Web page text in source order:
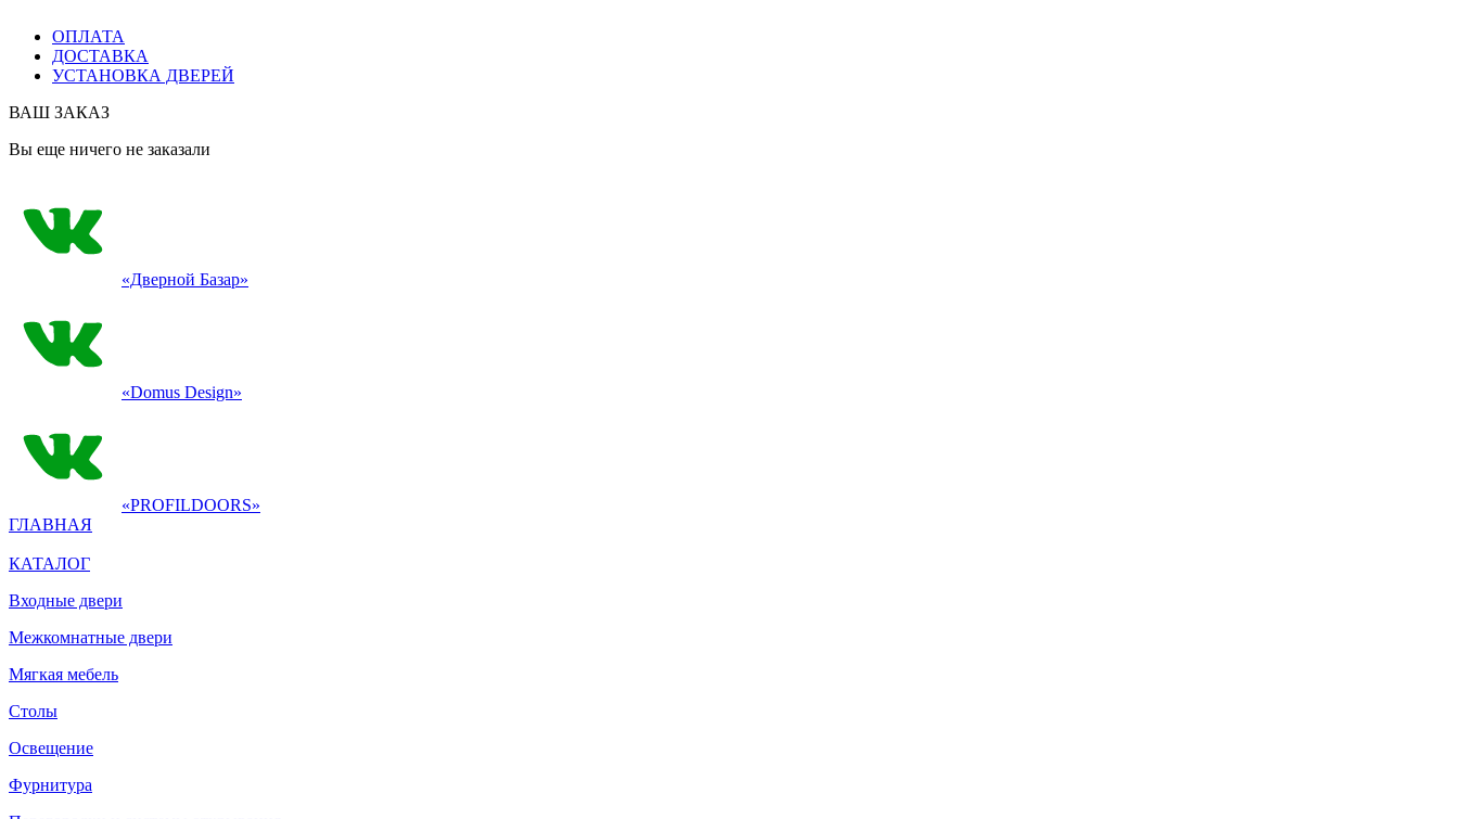
ОПЛАТА
ДОСТАВКА
УСТАНОВКА ДВЕРЕЙ
ВАШ ЗАКАЗ
Вы еще ничего не заказали
«Дверной Базар»
«Domus Design»
«PROFILDOORS»
ГЛАВНАЯ
КАТАЛОГ
Входные двери
Межкомнатные двери
Мягкая мебель
Столы
Освещение
Фурнитура